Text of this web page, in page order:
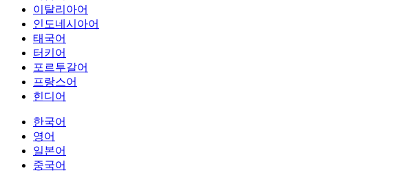
이탈리아어
인도네시아어
태국어
터키어
포르투갈어
프랑스어
힌디어
한국어
영어
일본어
중국어